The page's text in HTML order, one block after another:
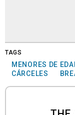
TAGS
MENORES DE
CÁRCELES